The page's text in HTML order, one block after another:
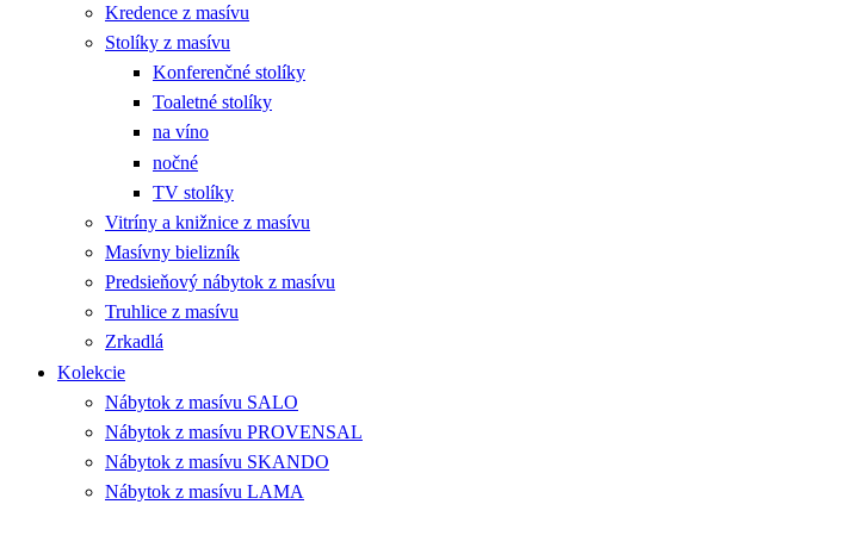
Kredence z masívu
Stolíky z masívu
Konferenčné stolíky
Toaletné stolíky
na víno
nočné
TV stolíky
Vitríny a knižnice z masívu
Masívny bielizník
Predsieňový nábytok z masívu
Truhlice z masívu
Zrkadlá
Kolekcie
Nábytok z masívu SALO
Nábytok z masívu PROVENSAL
Nábytok z masívu SKANDO
Nábytok z masívu LAMA